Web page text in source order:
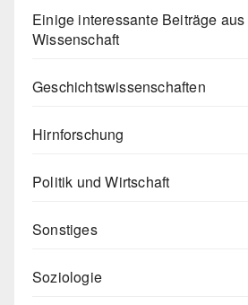
Einige interessante Beiträge
Wissenschaft
Geschichtswissenschaften
Hirnforschung
Politik und Wirtschaft
Sonstiges
Soziologie